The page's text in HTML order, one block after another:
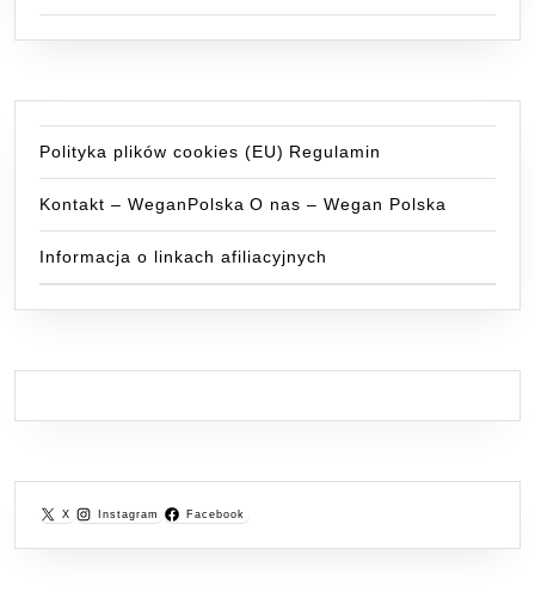
Polityka plików cookies (EU) Regulamin
Kontakt – WeganPolska O nas – Wegan Polska
Informacja o linkach afiliacyjnych
X Instagram Facebook